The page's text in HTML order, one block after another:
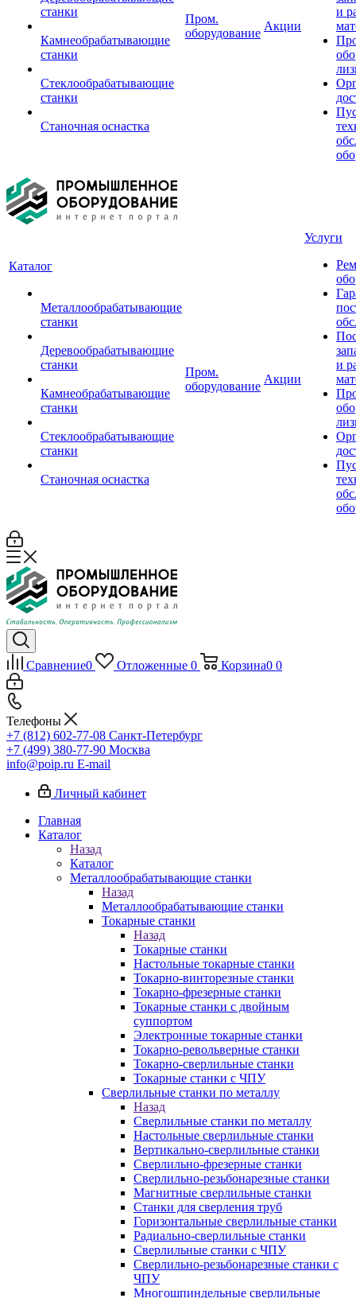
станки
Камнеобрабатывающие
станки
Стеклообрабатывающие
станки
Станочная оснастка
Пром.
оборудование
Акции
и
Каталог
Металлообрабатывающие
станки
Деревообрабатывающие
станки
Камнеобрабатывающие
станки
Стеклообрабатывающие
станки
Станочная оснастка
Пром.
оборудование
Акции
Услуги
и
Сравнение0 Отложенные 0 Корзина0 0
Телефоны
+7 (812) 602-77-08 Санкт-Петербург
+7 (499) 380-77-90 Москва
info@poip.ru E-mail
Личный кабинет
Главная
Каталог
Назад
Каталог
Металлообрабатывающие станки
Назад
Металлообрабатывающие станки
Токарные станки
Назад
Токарные станки
Настольные токарные станки
Токарно-винторезные станки
Токарно-фрезерные станки
Токарные станки с двойным
суппортом
Электронные токарные станки
Токарно-револьверные станки
Токарно-сверлильные станки
Токарные станки с ЧПУ
Сверлильные станки по металлу
Назад
Сверлильные станки по металлу
Настольные сверлильные станки
Вертикально-сверлильные станки
Сверлильно-фрезерные станки
Сверлильно-резьбонарезные станки
Магнитные сверлильные станки
Станки для сверления труб
Горизонтальные сверлильные станки
Радиально-сверлильные станки
Сверлильные станки с ЧПУ
Сверлильно-резьбонарезные станки с
ЧПУ
Многошпиндельные сверлильные